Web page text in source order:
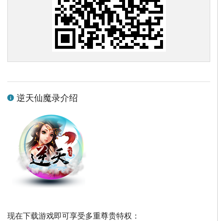
逆天仙魔录介绍
现在下载游戏即可享受多重尊贵特权：